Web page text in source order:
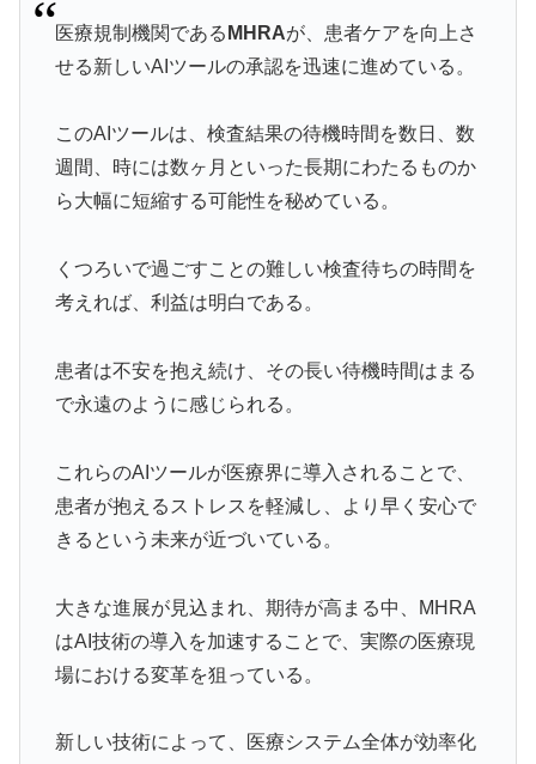
医療規制機関である MHRAが、患者ケアを向上さ
せる新しいAIツールの承認を迅速に進めている。
このAIツールは、検査結果の待機時間を数日、数
週間、時には数ヶ月といった長期にわたるものか
ら大幅に短縮する可能性を秘めている。
くつろいで過ごすことの難しい検査待ちの時間を
考えれば、利益は明白である。
患者は不安を抱え続け、その長い待機時間はまる
で永遠のように感じられる。
これらのAIツールが医療界に導入されることで、
患者が抱えるストレスを軽減し、より早く安心で
きるという未来が近づいている。
大きな進展が見込まれ、期待が高まる中、MHRA
はAI技術の導入を加速することで、実際の医療現
場における変革を狙っている。
新しい技術によって、医療システム全体が効率化